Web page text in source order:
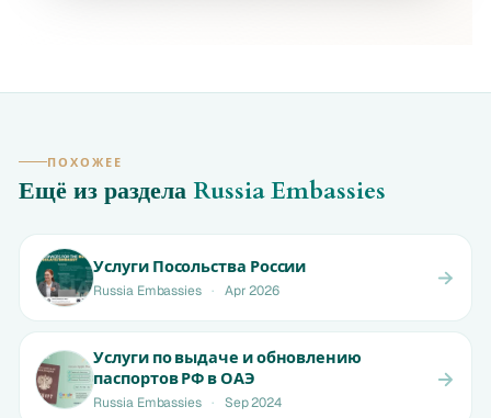
ПОХОЖЕЕ
Ещё из раздела Russia Embassies
Услуги Посольства России
Russia Embassies · Apr 2026
Услуги по выдаче и обновлению
паспортов РФ в ОАЭ
Russia Embassies · Sep 2024